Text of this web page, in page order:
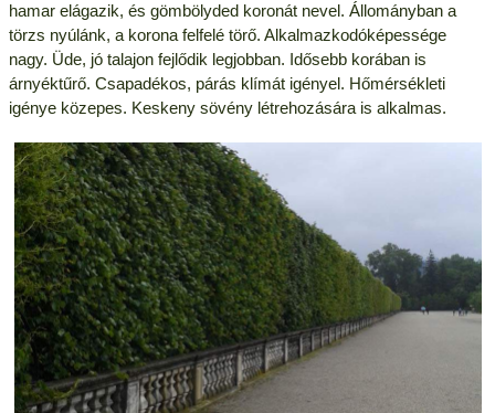
hamar elágazik, és gömbölyded koronát nevel. Állományban a
törzs nyúlánk, a korona felfelé törő. Alkalmazkodóképessége
nagy. Üde, jó talajon fejlődik legjobban. Idősebb korában is
árnyéktűrő. Csapadékos, párás klímát igényel. Hőmérsékleti
igénye közepes. Keskeny sövény létrehozására is alkalmas.